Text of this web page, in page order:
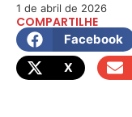
1 de abril de 2026
COMPARTILHE
Facebook
X